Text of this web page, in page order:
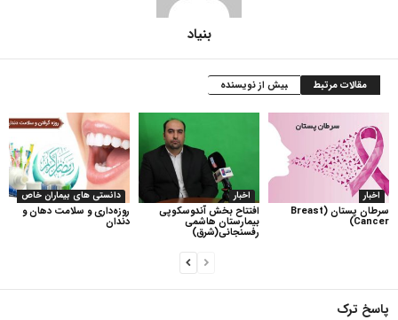
بنیاد
مقالات مرتبط بیش از نویسنده
دانستی های بیماران خاص
روزه‌داری و سلامت دهان و
دندان
اخبار
افتتاح بخش آندوسکوپی
بیمارستان هاشمی
رفسنجانی(شرق)
اخبار
سرطان پستان (Breast
Cancer)
پاسخ ترک